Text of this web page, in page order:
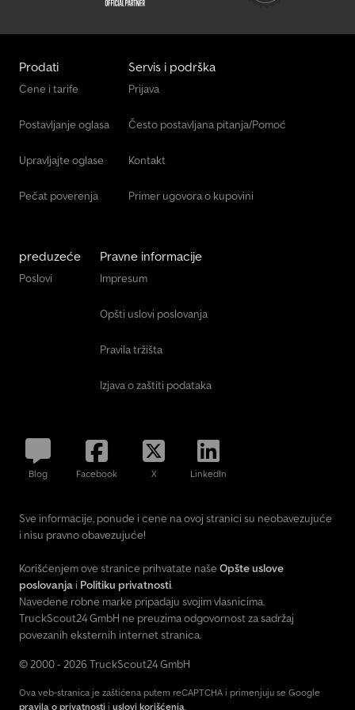
Prodati
Cene i tarife
Postavljanje oglasa
Upravljajte oglase
Pečat poverenja
Servis i podrška
Prijava
Često postavljana pitanja/Pomoć
Kontakt
Primer ugovora o kupovini
preduzeće
Poslovi
Pravne informacije
Impresum
Opšti uslovi poslovanja
Pravila tržišta
Izjava o zaštiti podataka
Blog Facebook X LinkedIn
Sve informacije, ponude i cene na ovoj stranici su neobavezujuće
i nisu pravno obavezujuće!
Korišćenjem ove stranice prihvatate naše Opšte uslove
poslovanja i Politiku privatnosti.
Navedene robne marke pripadaju svojim vlasnicima.
TruckScout24 GmbH ne preuzima odgovornost za sadržaj
povezanih eksternih internet stranica.
© 2000 - 2026 TruckScout24 GmbH
Ova veb-stranica je zaštićena putem reCAPTCHA i primenjuju se Google
pravila o privatnosti i uslovi korišćenja.